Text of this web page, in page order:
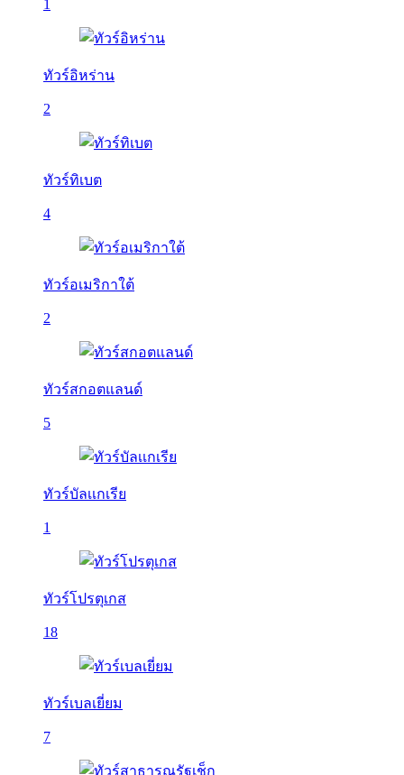
1
ทัวร์อิหร่าน
2
ทัวร์ทิเบต
4
ทัวร์อเมริกาใต้
2
ทัวร์สกอตแลนด์
5
ทัวร์บัลเเกเรีย
1
ทัวร์โปรตุเกส
18
ทัวร์เบลเยี่ยม
7